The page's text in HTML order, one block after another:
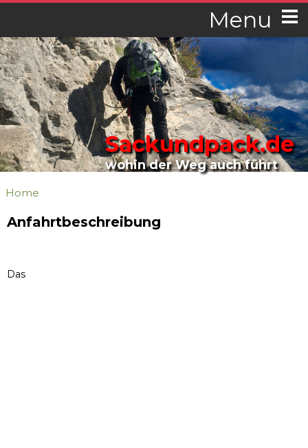
Menu
Sackundpack.de
wohin der Weg auch führt
Home
Anfahrtbeschreibung
Das